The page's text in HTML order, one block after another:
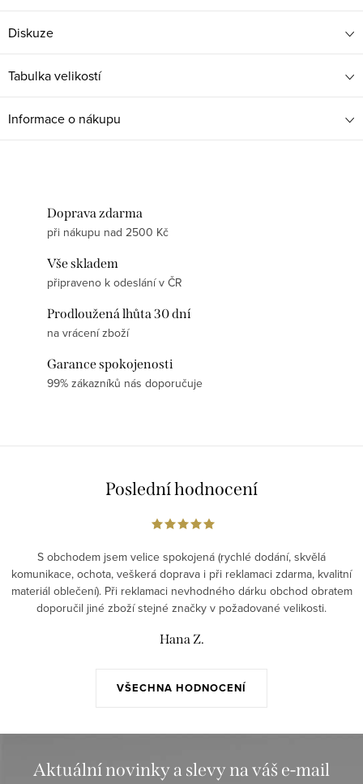
Diskuze
Tabulka velikostí
Informace o nákupu
Doprava zdarma
při nákupu nad 2500 Kč
Vše skladem
připraveno k odeslání v ČR
Prodloužená lhůta 30 dní
na vrácení zboží
Garance spokojenosti
99% zákazníků nás doporučuje
Poslední hodnocení
VŠECHNA HODNOCENÍ
S obchodem jsem velice spokojená (rychlé dodání, skvělá
komunikace, ochota, veškerá doprava i při reklamaci zdarma, kvalitní
materiál oblečení). Při reklamaci nevhodného dárku obchod obratem
doporučil jiné zboží stejné značky v požadované velikosti.
Hana Z.
Aktuální novinky a slevy na váš e-mail